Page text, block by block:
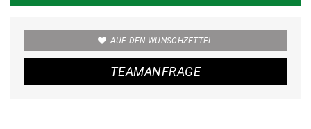
AUF DEN WUNSCHZETTEL
TEAMANFRAGE